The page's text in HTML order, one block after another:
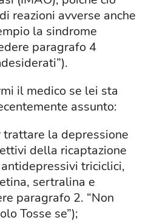
reazioni avverse anche
la sindrome
paragrafo 4
il medico se lei sta
assunto:
la depressione
della ricaptazione
triciclici,
sertralina e
paragrafo 2. “Non
Tosse se”);